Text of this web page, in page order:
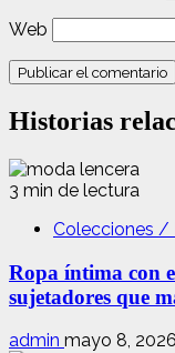
Web
Historias
3 min de lectura
Colecciones /
Ropa íntima con
sujetadores que
admin mayo 8, 2026